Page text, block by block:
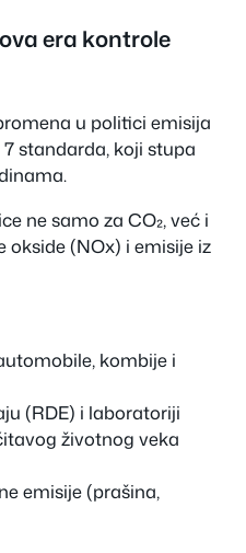
era kontrole
u politici emisija
standarda, koji stupa
ne samo za CO₂, već i
okside (NOx) i emisije iz
kombije i
(RDE) i laboratoriji
životnog veka
emisije (prašina,